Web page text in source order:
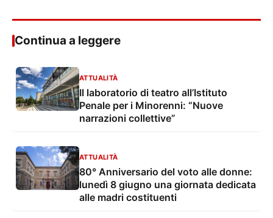
Continua a leggere
ATTUALITÀ
Il laboratorio di teatro all’Istituto
Penale per i Minorenni: “Nuove
narrazioni collettive”
ATTUALITÀ
80° Anniversario del voto alle donne:
lunedì 8 giugno una giornata dedicata
alle madri costituenti